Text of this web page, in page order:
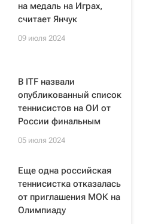
на медаль на Играх,
считает Янчук
09 июля 2024
В ITF назвали
опубликованный список
теннисистов на ОИ от
России финальным
05 июля 2024
Еще одна российская
теннисистка отказалась
от приглашения МОК на
Олимпиаду